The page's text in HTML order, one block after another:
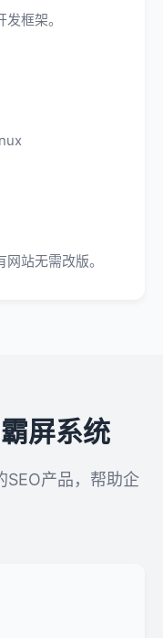
框架。
站无需改版。
屏系统
SEO产品，帮助企